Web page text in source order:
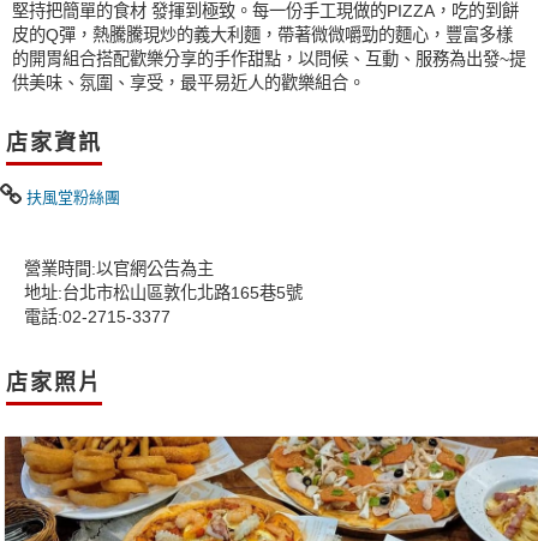
堅持把簡單的食材 發揮到極致。每一份手工現做的PIZZA，吃的到餅
皮的Q彈，熱騰騰現炒的義大利麵，帶著微微嚼勁的麵心，豐富多樣
的開胃組合搭配歡樂分享的手作甜點，以問候、互動、服務為出發~提
供美味、氛圍、享受，最平易近人的歡樂組合。
店家資訊
扶風堂粉絲團
營業時間:以官網公告為主
地址:台北市松山區敦化北路165巷5號
電話:02-2715-3377
店家照片